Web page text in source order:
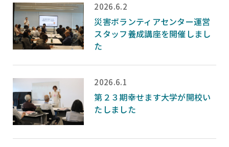
2026.6.2
災害ボランティアセンター運営
スタッフ養成講座を開催しまし
た
2026.6.1
第２３期幸せます大学が開校い
たしました